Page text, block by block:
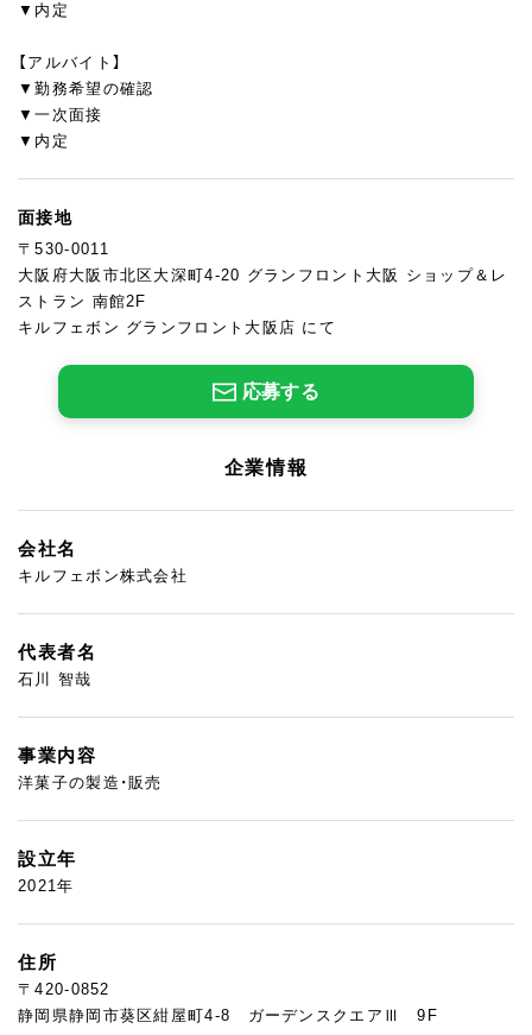
▼内定
【アルバイト】
▼勤務希望の確認
▼一次面接
▼内定
面接地
〒530-0011
大阪府大阪市北区大深町4-20 グランフロント大阪 ショップ＆レ
ストラン 南館2F
キルフェボン グランフロント大阪店 にて
応募する
企業情報
会社名
キルフェボン株式会社
代表者名
石川 智哉
事業内容
洋菓子の製造・販売
設立年
2021年
住所
〒420-0852
静岡県静岡市葵区紺屋町4-8 ガーデンスクエアⅢ 9F